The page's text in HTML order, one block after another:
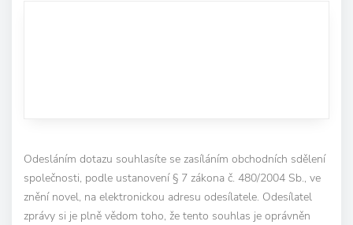
Odesláním dotazu souhlasíte se zasíláním obchodních sdělení
společnosti, podle ustanovení § 7 zákona č. 480/2004 Sb., ve
znění novel, na elektronickou adresu odesílatele. Odesílatel
zprávy si je plně vědom toho, že tento souhlas je oprávněn